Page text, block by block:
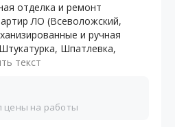
отделка и ремонт
ЛО (Всеволожский,
и ручная
Шпатлевка,
текст
цены на работы